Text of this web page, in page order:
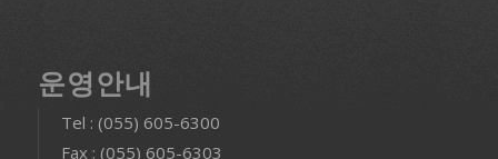
운영안내
Tel : (055) 605-6300
Fax : (055) 605-6303